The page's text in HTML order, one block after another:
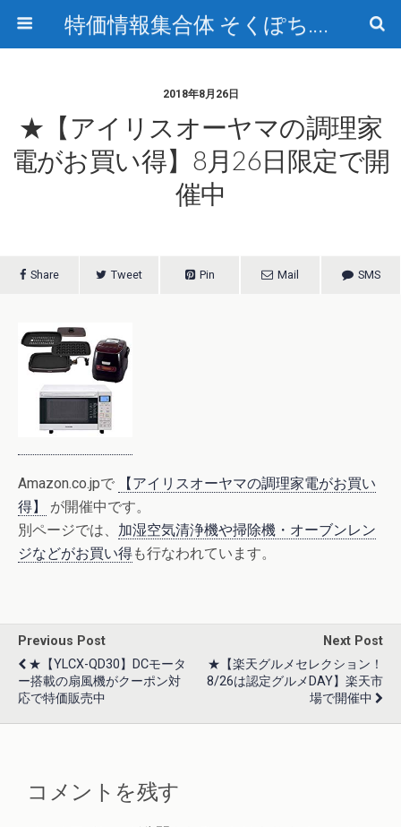
特価情報集合体 そくぽち.com
2018年8月26日
★【アイリスオーヤマの調理家
電がお買い得】8月26日限定で開
催中
Share Tweet Pin Mail SMS
Amazon.co.jpで
【アイリスオーヤマの調理家電がお買い
得】
が開催中です。
別ページでは、 加湿空気清浄機や掃除機・オーブンレン
ジなどがお買い得も行なわれています。
Previous Post
★【YLCX-QD30】DCモータ
ー搭載の扇風機がクーポン対
応で特価販売中
Next Post
★【楽天グルメセレクション！
8/26は認定グルメDAY】楽天市
場で開催中
コメントを残す